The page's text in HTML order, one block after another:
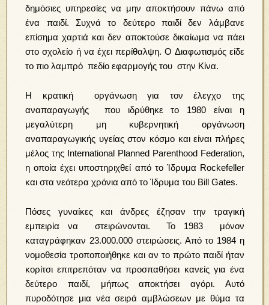
δημόσιες υπηρεσίες να μην αποκτήσουν πάνω από
ένα παιδί. Συχνά το δεύτερο παιδί δεν λάμβανε
επίσημα χαρτιά και δεν αποκτούσε δικαίωμα να πάει
στο σχολείο ή να έχει περίθαλψη. Ο Διαφωτισμός είδε
το πιο λαμπρό πεδίο εφαρμογής του στην Κίνα.
H κρατική oργάνωση για τον έλεγχο της
αναπαραγωγής που ιδρύθηκε το 1980 είναι η
μεγαλύτερη μη κυβερνητική οργάνωση
αναπαραγωγικής υγείας στον κόσμο και είναι πλήρες
μέλος της International Planned Parenthood Federation,
η οποία έχει υποστηριχθεί από το Ίδρυμα Rockefeller
και στα νεότερα χρόνια από το Ίδρυμα του Bill Gates.
Πόσες γυναίκες και άνδρες έζησαν την τραγική
εμπειρία να στειρώνονται. To 1983 μόνον
καταγράφηκαν 23.000.000 στειρώσεις. Από το 1984 η
νομοθεσία τροποποιήθηκε και αν το πρώτο παιδί ήταν
κορίτσι επιτρεπόταν να προσπαθήσει κανείς για ένα
δεύτερο παιδί, μήπως αποκτήσει αγόρι. Αυτό
πυροδότησε μια νέα σειρά αμβλώσεων με θύμα τα